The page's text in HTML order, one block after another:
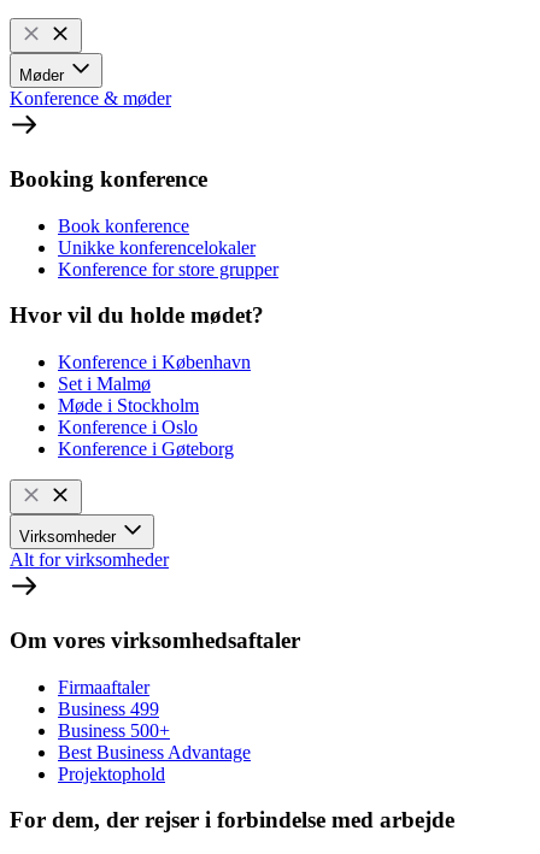
Møder
Konference & møder
Booking konference
Book konference
Unikke konferencelokaler
Konference for store grupper
Hvor vil du holde mødet?
Konference i København
Set i Malmø
Møde i Stockholm
Konference i Oslo
Konference i Gøteborg
Virksomheder
Alt for virksomheder
Om vores virksomhedsaftaler
Firmaaftaler
Business 499
Business 500+
Best Business Advantage
Projektophold
For dem, der rejser i forbindelse med arbejde